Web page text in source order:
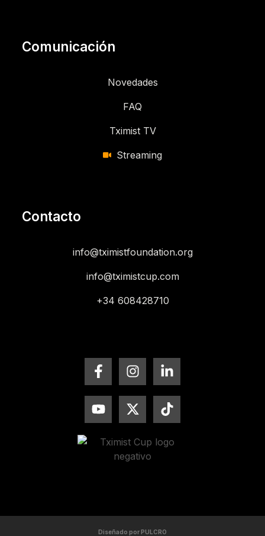
Comunicación
Novedades
FAQ
Tximist TV
Streaming
Contacto
info@tximistfoundation.org
info@tximistcup.com
+34 608428710
Diseñado por PULCRO